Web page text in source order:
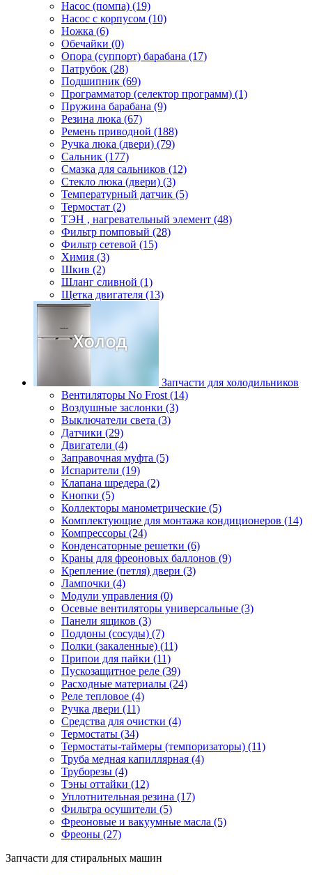
Насос (помпа) (19)
Насос c корпусом (10)
Ножка (6)
Обечайки (0)
Опора (суппорт) барабана (17)
Патрубок (28)
Подшипник (69)
Программатор (селектор программ) (1)
Пружина барабана (9)
Резина люка (67)
Ремень приводной (188)
Ручка люка (двери) (79)
Сальник (177)
Смазка для сальников (12)
Стекло люка (двери) (3)
Температурный датчик (5)
Термостат (2)
ТЭН , нагревательный элемент (48)
Фильтр помповый (28)
Фильтр сетевой (15)
Химия (3)
Шкив (2)
Шланг сливной (1)
Щетка двигателя (13)
Запчасти для холодильников
Вентиляторы No Frost (14)
Воздушные заслонки (3)
Выключатели света (3)
Датчики (29)
Двигатели (4)
Заправочная муфта (5)
Испарители (19)
Клапана шредера (2)
Кнопки (5)
Коллекторы манометрические (5)
Комплектующие для монтажа кондиционеров (14)
Компрессоры (24)
Конденсаторные решетки (6)
Краны для фреоновых баллонов (9)
Крепление (петля) двери (3)
Лампочки (4)
Модули управления (0)
Осевые вентиляторы универсальные (3)
Панели ящиков (3)
Поддоны (сосуды) (7)
Полки (закаленные) (11)
Припои для пайки (11)
Пускозащитное реле (39)
Расходные материалы (24)
Реле тепловое (4)
Ручка двери (11)
Средства для очистки (4)
Термостаты (34)
Термостаты-таймеры (темпоризаторы) (11)
Труба медная капиллярная (4)
Труборезы (4)
Тэны оттайки (12)
Уплотнительная резина (17)
Фильтра осушители (5)
Фреоновые и вакуумные масла (5)
Фреоны (27)
Запчасти для стиральных машин